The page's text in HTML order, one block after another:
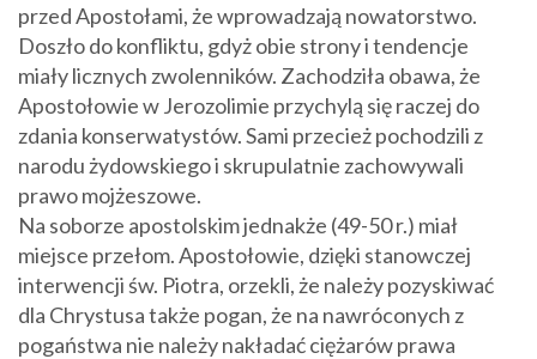
przed Apostołami, że wprowadzają nowatorstwo.
Doszło do konfliktu, gdyż obie strony i tendencje
miały licznych zwolenników. Zachodziła obawa, że
Apostołowie w Jerozolimie przychylą się raczej do
zdania konserwatystów. Sami przecież pochodzili z
narodu żydowskiego i skrupulatnie zachowywali
prawo mojżeszowe.
Na soborze apostolskim jednakże (49-50 r.) miał
miejsce przełom. Apostołowie, dzięki stanowczej
interwencji św. Piotra, orzekli, że należy pozyskiwać
dla Chrystusa także pogan, że na nawróconych z
pogaństwa nie należy nakładać ciężarów prawa